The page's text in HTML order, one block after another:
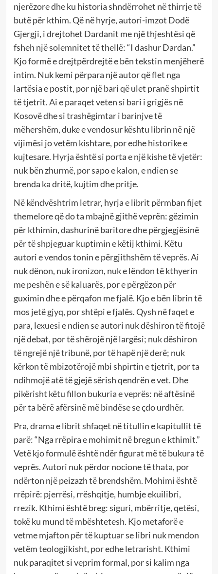
njerëzore dhe ku historia shndërrohet në thirrje të
butë për kthim. Që në hyrje, autori-imzot Dodë
Gjergji, i drejtohet Dardanit me një thjeshtësi që
fsheh një solemnitet të thellë: “I dashur Dardan.”
Kjo formë e drejtpërdrejtë e bën tekstin menjëherë
intim. Nuk kemi përpara një autor që flet nga
lartësia e postit, por një bari që ulet pranë shpirtit
të tjetrit. Ai e paraqet veten si bari i grigjës në
Kosovë dhe si trashëgimtar i barinjve të
mëhershëm, duke e vendosur kështu librin në një
vijimësi jo vetëm kishtare, por edhe historike e
kujtesare. Hyrja është si porta e një kishe të vjetër:
nuk bën zhurmë, por sapo e kalon, e ndien se
brenda ka dritë, kujtim dhe pritje.
Në këndvështrim letrar, hyrja e librit përmban fijet
themelore që do ta mbajnë gjithë veprën: gëzimin
për kthimin, dashurinë baritore dhe përgjegjësinë
për të shpjeguar kuptimin e këtij kthimi. Këtu
autori e vendos tonin e përgjithshëm të veprës. Ai
nuk dënon, nuk ironizon, nuk e lëndon të kthyerin
me peshën e së kaluarës, por e përgëzon për
guximin dhe e përqafon me fjalë. Kjo e bën librin të
mos jetë gjyq, por shtëpi e fjalës. Qysh në faqet e
para, lexuesi e ndien se autori nuk dëshiron të fitojë
një debat, por të shërojë një largësi; nuk dëshiron
të ngrejë një tribunë, por të hapë një derë; nuk
kërkon të mbizotërojë mbi shpirtin e tjetrit, por ta
ndihmojë atë të gjejë sërish qendrën e vet. Dhe
pikërisht këtu fillon bukuria e veprës: në aftësinë
për ta bërë afërsinë më bindëse se çdo urdhër.
Pra, drama e librit shfaqet në titullin e kapitullit të
parë: “Nga rrëpira e mohimit në bregun e kthimit.”
Vetë kjo formulë është ndër figurat më të bukura të
veprës. Autori nuk përdor nocione të thata, por
ndërton një peizazh të brendshëm. Mohimi është
rrëpirë: pjerrësi, rrëshqitje, humbje ekuilibri,
rrezik. Kthimi është breg: siguri, mbërritje, qetësi,
tokë ku mund të mbështetesh. Kjo metaforë e
vetme mjafton për të kuptuar se libri nuk mendon
vetëm teologjikisht, por edhe letrarisht. Kthimi
nuk paraqitet si veprim formal, por si kalim nga